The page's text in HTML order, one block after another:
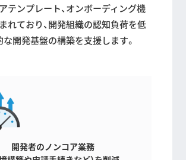
テンプレート、オンボーディング機
れており、開発組織の認知負荷を低
な開発基盤の構築を支援します。
開発者のノンコア業務